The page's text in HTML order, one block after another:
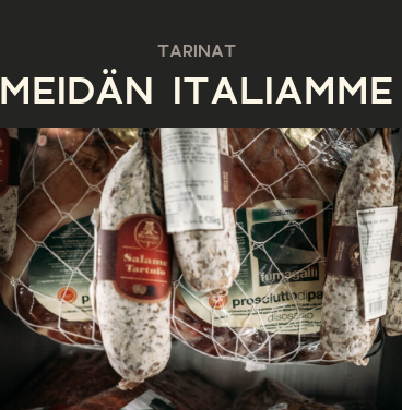
TARINAT
MEIDÄN ITALIAMME